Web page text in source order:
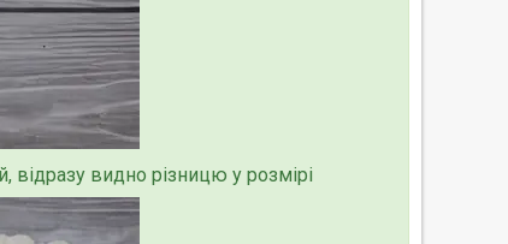
відразу видно різницю у розмірі